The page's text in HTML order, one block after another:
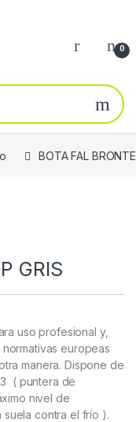
0
BOTA FAL
GRIS
uso profesional y,
europeas
manera. Dispone de
( puntera de
nivel de
suela contra el frío ).